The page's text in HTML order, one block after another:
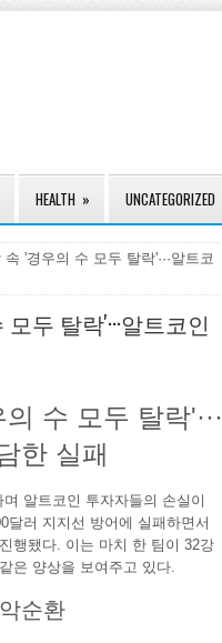
HEALTH » UNCATEGORIZED
'경우의 수 모두 탈락'···알트코
두 탈락'···알트코인
수 모두 탈락'···
한 실패
알트코인 투자자들의 손실이
달러 지지선 방어에 실패하면서
행됐다. 이는 마치 한 팀이 32강
은 양상을 보여주고 있다.
순환